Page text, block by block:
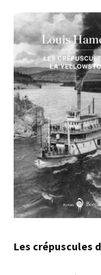
Les crépuscules